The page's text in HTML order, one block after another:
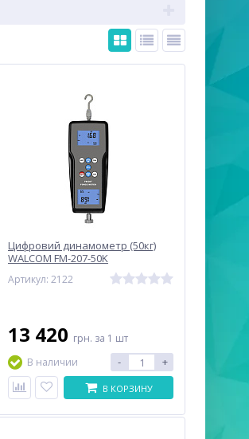
Цифровий динамометр (50кг)
WALCOM FM-207-50K
Артикул: 2122
13 420 грн. за 1 шт
В наличии
- +
В КОРЗИНУ